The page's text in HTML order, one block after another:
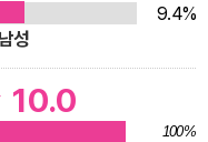
9.4%
남성
10.0
100%